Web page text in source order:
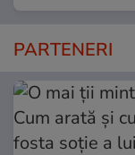
PARTENERI